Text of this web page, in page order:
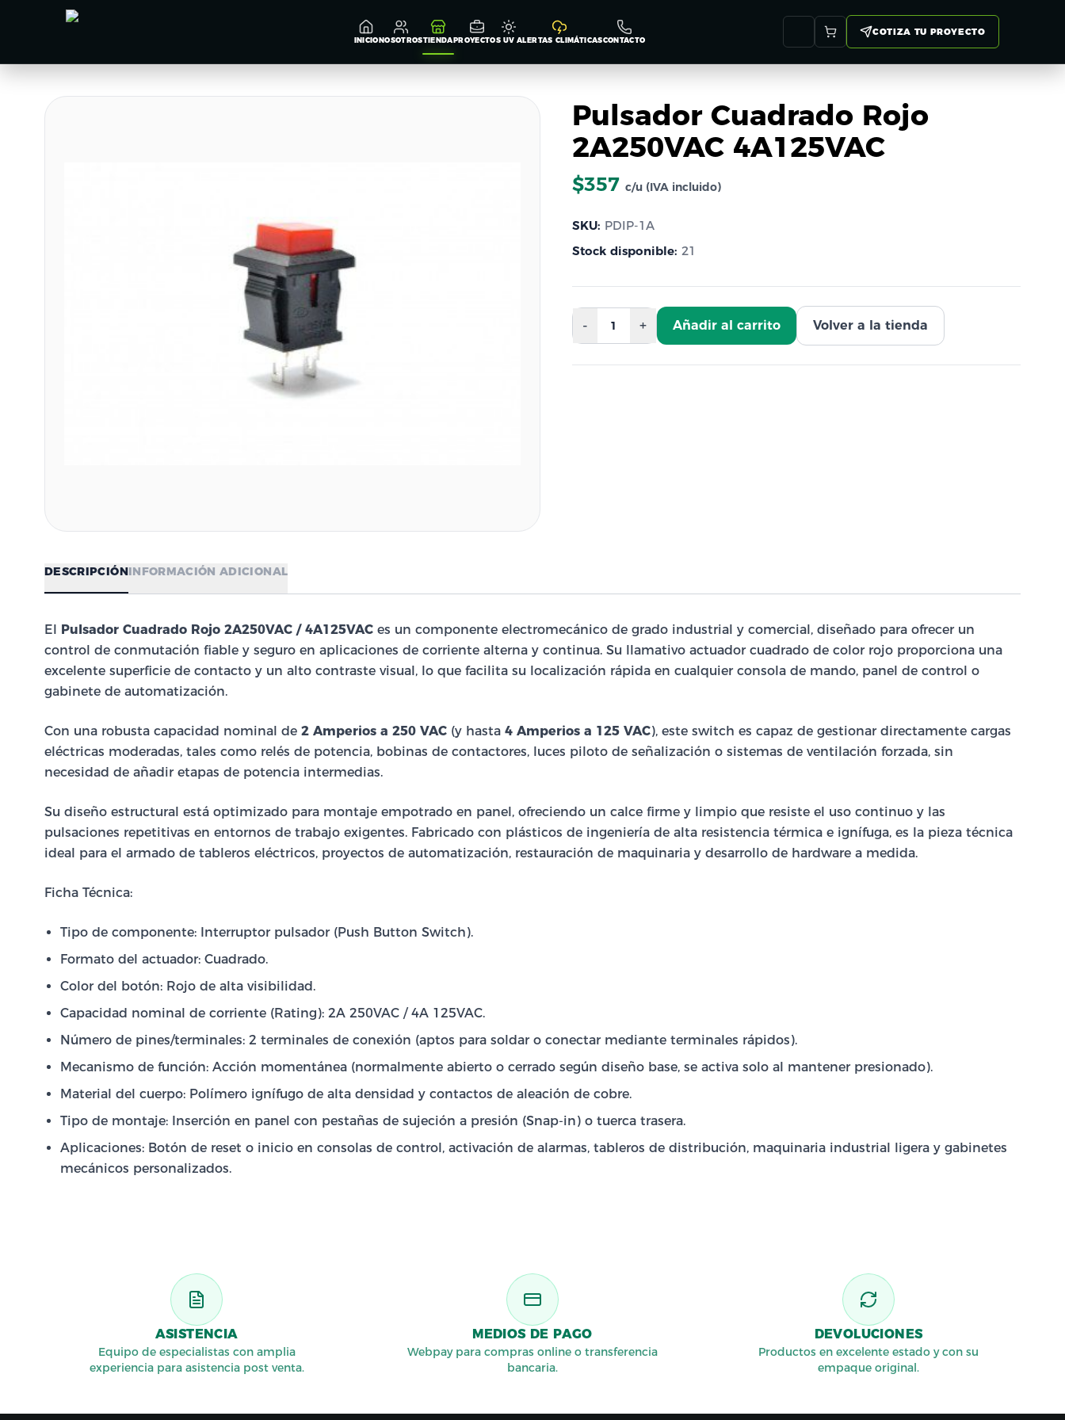
INICIONOSOTROSTIENDAPROYECTOS UV ALERTAS CLIMÁTICASCONTACTO
COTIZA TU PROYECTO
Pulsador Cuadrado Rojo
2A250VAC 4A125VAC
$357 c/u (IVA incluido)
SKU: PDIP-1A
Stock disponible: 21
- 1 + Añadir al carrito Volver a la tienda
DESCRIPCIÓNINFORMACIÓN ADICIONAL
El Pulsador Cuadrado Rojo 2A250VAC / 4A125VAC es un componente electromecánico de grado industrial y comercial, diseñado para ofrecer un
control de conmutación fiable y seguro en aplicaciones de corriente alterna y continua. Su llamativo actuador cuadrado de color rojo proporciona una
excelente superficie de contacto y un alto contraste visual, lo que facilita su localización rápida en cualquier consola de mando, panel de control o
gabinete de automatización.
Con una robusta capacidad nominal de 2 Amperios a 250 VAC (y hasta 4 Amperios a 125 VAC), este switch es capaz de gestionar directamente cargas
eléctricas moderadas, tales como relés de potencia, bobinas de contactores, luces piloto de señalización o sistemas de ventilación forzada, sin
necesidad de añadir etapas de potencia intermedias.
Su diseño estructural está optimizado para montaje empotrado en panel, ofreciendo un calce firme y limpio que resiste el uso continuo y las
pulsaciones repetitivas en entornos de trabajo exigentes. Fabricado con plásticos de ingeniería de alta resistencia térmica e ignífuga, es la pieza técnica
ideal para el armado de tableros eléctricos, proyectos de automatización, restauración de maquinaria y desarrollo de hardware a medida.
Ficha Técnica:
Tipo de componente: Interruptor pulsador (Push Button Switch).
Formato del actuador: Cuadrado.
Color del botón: Rojo de alta visibilidad.
Capacidad nominal de corriente (Rating): 2A 250VAC / 4A 125VAC.
Número de pines/terminales: 2 terminales de conexión (aptos para soldar o conectar mediante terminales rápidos).
Mecanismo de función: Acción momentánea (normalmente abierto o cerrado según diseño base, se activa solo al mantener presionado).
Material del cuerpo: Polímero ignífugo de alta densidad y contactos de aleación de cobre.
Tipo de montaje: Inserción en panel con pestañas de sujeción a presión (Snap-in) o tuerca trasera.
Aplicaciones: Botón de reset o inicio en consolas de control, activación de alarmas, tableros de distribución, maquinaria industrial ligera y gabinetes
mecánicos personalizados.
ASISTENCIA
Equipo de especialistas con amplia
experiencia para asistencia post venta.
MEDIOS DE PAGO
Webpay para compras online o transferencia
bancaria.
DEVOLUCIONES
Productos en excelente estado y con su
empaque original.